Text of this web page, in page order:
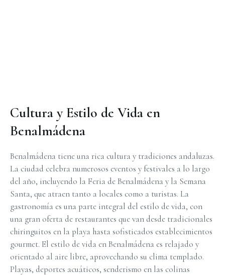
Cultura y Estilo de Vida en
Benalmádena
Benalmádena tiene una rica cultura y tradiciones andaluzas.
La ciudad celebra numerosos eventos y festivales a lo largo
del año, incluyendo la Feria de Benalmádena y la Semana
Santa, que atraen tanto a locales como a turistas. La
gastronomía es una parte integral del estilo de vida, con
una gran oferta de restaurantes que van desde tradicionales
chiringuitos en la playa hasta sofisticados establecimientos
gourmet. El estilo de vida en Benalmádena es relajado y
orientado al aire libre, aprovechando su clima templado.
Playas, deportes acuáticos, senderismo en las colinas